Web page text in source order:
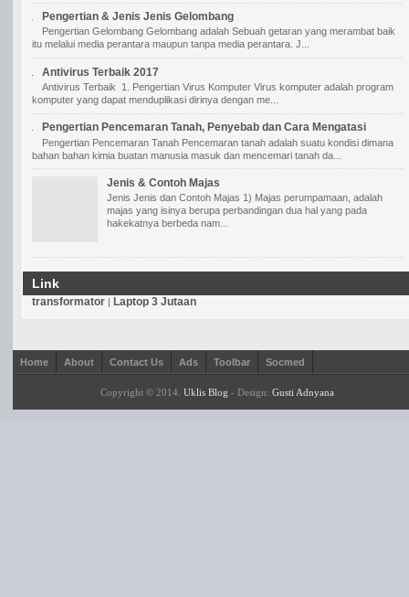
Pengertian & Jenis Jenis Gelombang
Pengertian Gelombang Gelombang adalah Sebuah getaran yang merambat baik
itu melalui media perantara maupun tanpa media perantara. J...
Antivirus Terbaik 2017
Antivirus Terbaik 1. Pengertian Virus Komputer Virus komputer adalah program
komputer yang dapat menduplikasi dirinya dengan me...
Pengertian Pencemaran Tanah, Penyebab dan Cara Mengatasi
Pengertian Pencemaran Tanah Pencemaran tanah adalah suatu kondisi dimana
bahan bahan kimia buatan manusia masuk dan mencemari tanah da...
Jenis & Contoh Majas
Jenis Jenis dan Contoh Majas 1) Majas perumpamaan, adalah
majas yang isinya berupa perbandingan dua hal yang pada
hakekatnya berbeda nam...
Link
transformator | Laptop 3 Jutaan
Home About Contact Us Ads Toolbar Socmed
Copyright © 2014. Uklis Blog - Design: Gusti Adnyana